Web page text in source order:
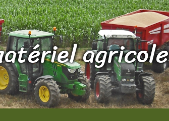
agricole